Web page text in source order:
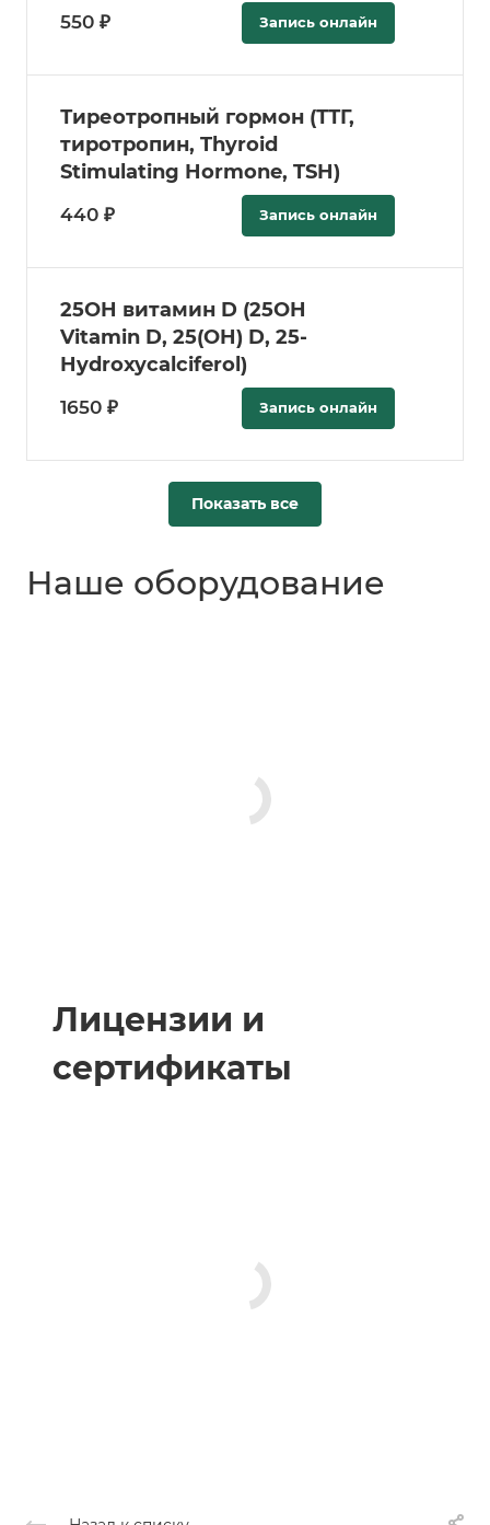
550 ₽ Запись онлайн
Тиреотропный гормон (ТТГ,
тиротропин, Thyroid
Stimulating Hormone, TSH)
440 ₽ Запись онлайн
25­OH витамин D (25­OH
Vitamin D, 25(OH) D, 25­
Hydroxycalciferol)
1650 ₽ Запись онлайн
Показать все
Наше оборудование
Лицензии и
сертификаты